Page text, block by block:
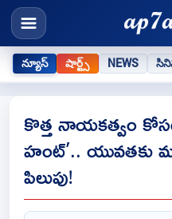
న్యూస్ షార్ట్స్ NEWS
కొత్త నాయకత్వం
హంట్’..
పిలుపు!